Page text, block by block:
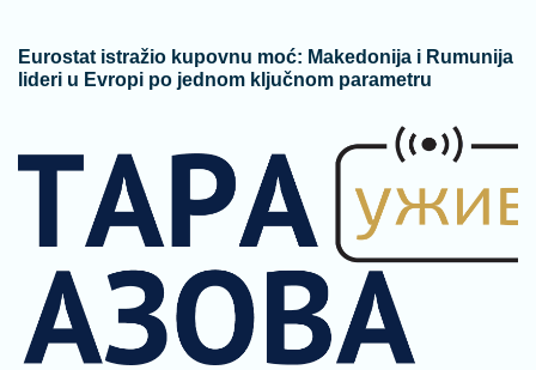
Eurostat istražio kupovnu moć: Makedonija i Rumunija
lideri u Evropi po jednom ključnom parametru